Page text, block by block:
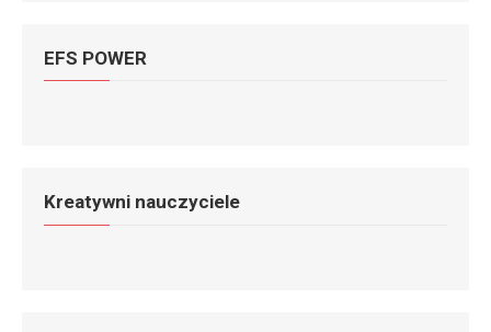
EFS POWER
Kreatywni nauczyciele